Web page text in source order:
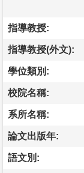
指導教授:
指導教授(外文):
學位類別:
校院名稱:
系所名稱:
論文出版年:
語文別: